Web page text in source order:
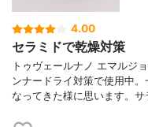
4.00
セラミドで乾燥対策
トゥヴェールナノ エマルジ
ンナードライ対策で使用中
なってきた様に思います。